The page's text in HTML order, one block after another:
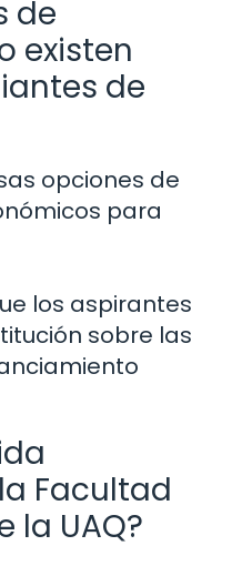
de
existen
de
opciones de
para
los aspirantes
sobre las
Facultad
la UAQ?